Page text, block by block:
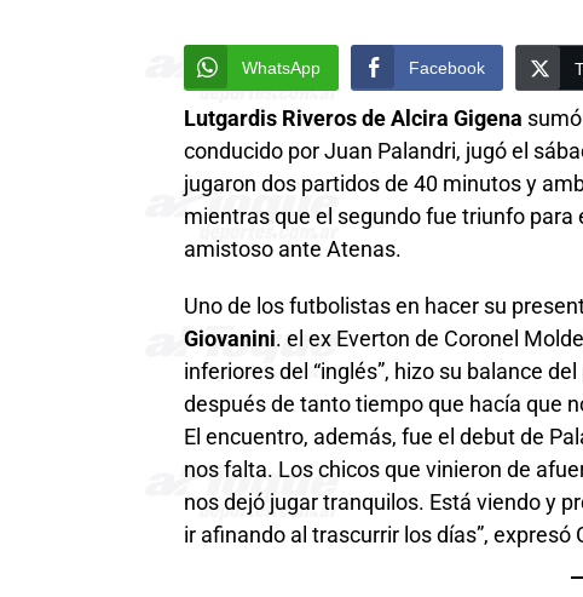
WhatsApp Facebook
Lutgardis Riveros de Alcira Gigena
conducido por Juan Palandri, jugó el
jugaron dos partidos de 40 minutos y
mientras que el segundo fue triunfo para
amistoso ante Atenas.
Uno de los futbolistas en hacer su
Giovanini. el ex Everton de Coronel
inferiores del “inglés”, hizo su balance
después de tanto tiempo que hacía que
El encuentro, además, fue el debut de
nos falta. Los chicos que vinieron de
nos dejó jugar tranquilos. Está viendo y
ir afinando al trascurrir los días”,